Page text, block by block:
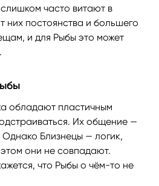
часто витают в
них постоянства и большего
и для Рыбы это может
обладают пластичным
Их общение —
Однако Близнецы — логик,
они не совпадают.
что Рыбы о чём-то не